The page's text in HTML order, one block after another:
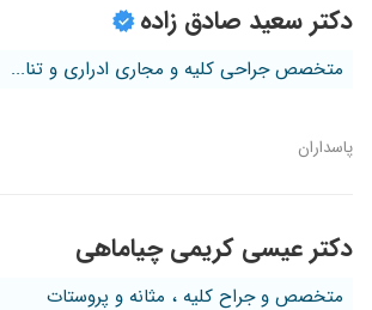
دکتر سعید صادق زاده
متخصص جراحی کلیه و مجاری ادراری و تنا...
پاسداران
دکتر عیسی کریمی چیاماهی
متخصص و جراح کلیه ، مثانه و پروستات